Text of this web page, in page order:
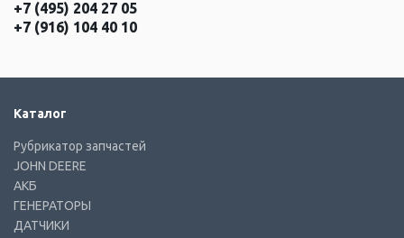
+7 (495) 204 27 05
+7 (916) 104 40 10
Каталог
Рубрикатор запчастей
JOHN DEERE
АКБ
ГЕНЕРАТОРЫ
ДАТЧИКИ